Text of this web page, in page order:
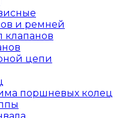
и ремней
клапанов
цепи
поршневых колец